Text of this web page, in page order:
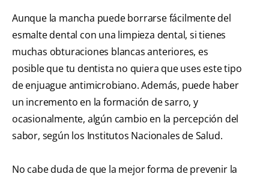
Aunque la mancha puede borrarse fácilmente del
esmalte dental con una limpieza dental, si tienes
muchas obturaciones blancas anteriores, es
posible que tu dentista no quiera que uses este tipo
de enjuague antimicrobiano. Además, puede haber
un incremento en la formación de sarro, y
ocasionalmente, algún cambio en la percepción del
sabor, según los Institutos Nacionales de Salud.
No cabe duda de que la mejor forma de prevenir la